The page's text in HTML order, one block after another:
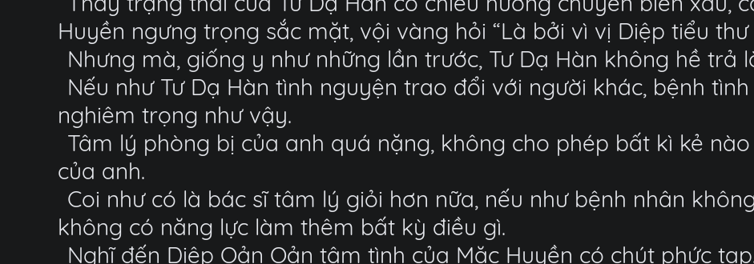
Huyền ngưng trọng sắc mặt, vội vàng hỏi “Là bởi vì vị Diệp tiểu thư
Nhưng mà, giống y như những lần trước, Tư Dạ Hàn không hề trả
Nếu như Tư Dạ Hàn tình nguyện trao đổi với người khác, bệnh
nghiêm trọng như vậy.
Tâm lý phòng bị của anh quá nặng, không cho phép bất kì kẻ
của anh.
Coi như có là bác sĩ tâm lý giỏi hơn nữa, nếu như bệnh nhân
không có năng lực làm thêm bất kỳ điều gì.
Nghĩ đến Diệp Oản Oản tâm tình của Mặc Huyền có chút phức